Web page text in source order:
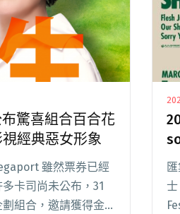
驚喜組合百合花
現影視經典惡女形象
雖然票券已經
卡司尚未公布，31
組合，邀請獲得金曲
士